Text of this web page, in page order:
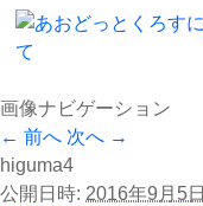
画像ナビゲーション
← 前へ 次へ →
higuma4
公開日時: 2016年9月5日